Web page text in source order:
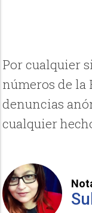
Por cualquier
números de la
denuncias
cualquier